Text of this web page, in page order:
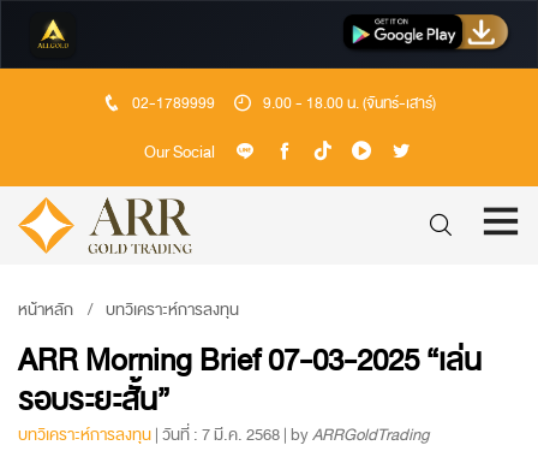
02-1789999 9.00 - 18.00 น. (จันทร์-เสาร์)
Our Social
หน้าหลัก บทวิเคราะห์การลงทุน
ARR Morning Brief 07-03-2025 “เล่น
รอบระยะสั้น”
บทวิเคราะห์การลงทุน| วันที่ : 7 มี.ค. 2568 | byARRGoldTrading